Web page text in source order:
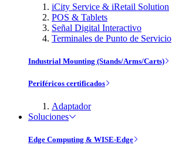
iCity Service & iRetail Solution
POS & Tablets
Señal Digital Interactivo
Terminales de Punto de Servicio
Industrial Mounting (Stands/Arms/Carts)
Periféricos certificados
Adaptador
Soluciones
Edge Computing & WISE-Edge